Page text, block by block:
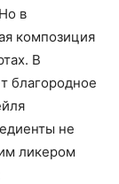
в
композиция
В
благородное
не
ликером